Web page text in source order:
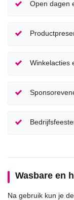
Open dagen
Winkelacties
Wasbare en
Na gebruik kun je